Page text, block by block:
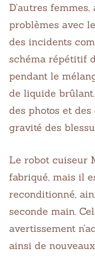
D’autres
problèmes avec
des incidents
schéma répétitif
pendant le
de liquide
des photos et
gravité des
Le robot cuiseur
fabriqué, mais il
reconditionné,
seconde main.
avertissement
ainsi de